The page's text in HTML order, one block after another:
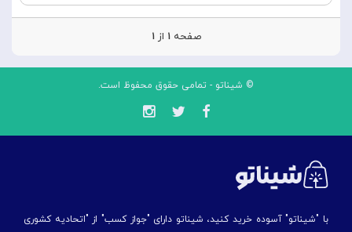
صفحه۱ از۱
© شیناتو - تمامی حقوق محفوظ است.
با "شیناتو" آسوده خرید کنید، شیناتو دارای "جواز کسب" از "اتحادیه کشوری